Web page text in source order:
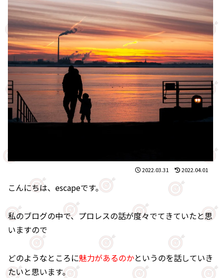
2022.03.31 2022.04.01
こんにちは、escapeです。
私のブログの中で、プロレスの話が度々でてきていたと思
いますので
どのようなところに魅力があるのかというのを話していき
たいと思います。